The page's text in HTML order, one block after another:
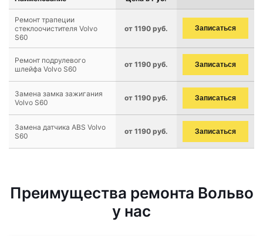
Ремонт трапеции
стеклоочистителя Volvo
S60
от 1190 руб. Записаться
Ремонт подрулевого
шлейфа Volvo S60
от 1190 руб. Записаться
Замена замка зажигания
Volvo S60
от 1190 руб. Записаться
Замена датчика ABS Volvo
S60
от 1190 руб. Записаться
Преимущества ремонта Вольво
у нас